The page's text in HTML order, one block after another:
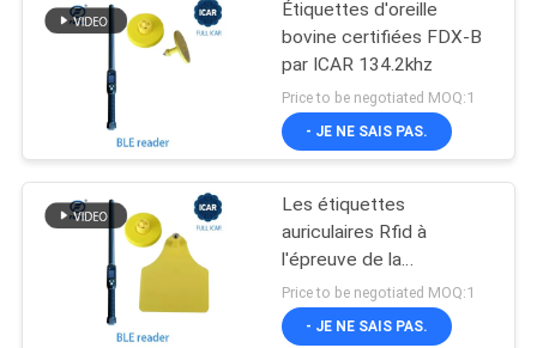
Étiquettes d'oreille
bovine certifiées FDX-B
par ICAR 134.2khz
Price to be negotiated MOQ:1
- JE NE SAIS PAS.
Les étiquettes
auriculaires Rfid à
l'épreuve de la
manipulation en plastique
TPU certifiées ICAR
134.2khz
Price to be negotiated MOQ:1
- JE NE SAIS PAS.